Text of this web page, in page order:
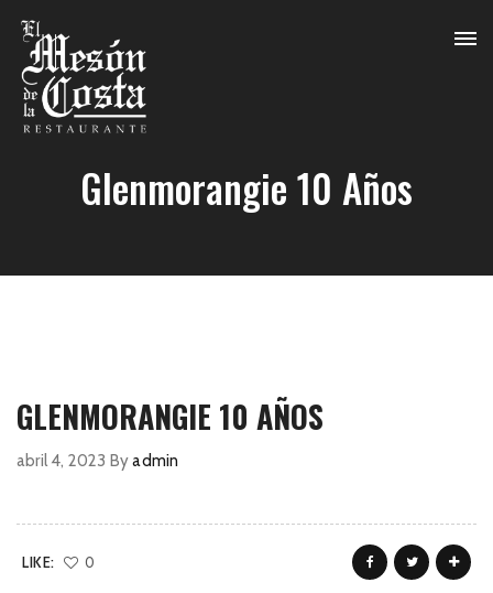
Glenmorangie 10 Años
GLENMORANGIE 10 AÑOS
abril 4, 2023 Byadmin
LIKE: 0